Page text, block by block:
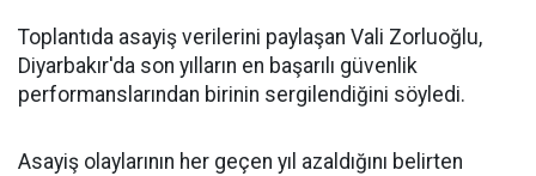
Toplantıda asayiş verilerini paylaşan Vali Zorluoğlu,
Diyarbakır'da son yılların en başarılı güvenlik
performanslarından birinin sergilendiğini söyledi.
Asayiş olaylarının her geçen yıl azaldığını belirten